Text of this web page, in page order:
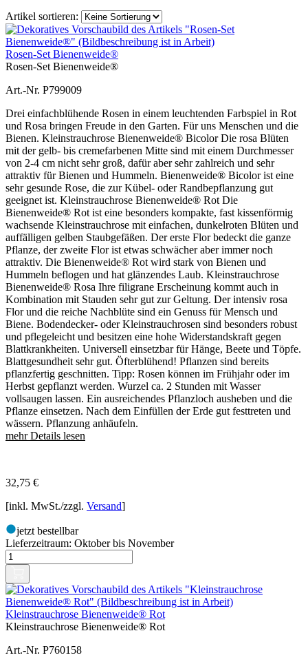
Artikel sortieren:
Rosen-Set Bienenweide®
Rosen-Set Bienenweide®
Art.-Nr. P799009
Drei einfachblühende Rosen in einem leuchtenden Farbspiel in Rot
und Rosa bringen Freude in den Garten. Für uns Menschen und die
Bienen. Kleinstrauchrose Bienenweide® Bicolor Die rosa Blüten
mit der gelb- bis cremefarbenen Mitte sind mit einem Durchmesser
von 2-4 cm nicht sehr groß, dafür aber sehr zahlreich und sehr
attraktiv für Bienen und Hummeln. Bienenweide® Bicolor ist eine
sehr gesunde Rose, die zur Kübel- oder Randbepflanzung gut
geeignet ist. Kleinstrauchrose Bienenweide® Rot Die
Bienenweide® Rot ist eine besonders kompakte, fast kissenförmig
wachsende Kleinstrauchrose mit einfachen, dunkelroten Blüten und
auffälligen gelben Staubgefäßen. Der erste Flor bedeckt die ganze
Pflanze, der zweite Flor ist etwas schwächer aber immer noch
attraktiv. Die Bienenweide® Rot wird stark von Bienen und
Hummeln beflogen und hat glänzendes Laub. Kleinstrauchrose
Bienenweide® Rosa Ihre filigrane Erscheinung kommt auch in
Kombination mit Stauden sehr gut zur Geltung. Der intensiv rosa
Flor und die reiche Nachblüte sind ein Genuss für Mensch und
Biene. Bodendecker- oder Kleinstrauchrosen sind besonders robust
und pflegeleicht und besitzen eine hohe Widerstandskraft gegen
Blattkrankheiten. Universell einsetzbar für Hänge, Beete und Töpfe.
Blattgesundheit sehr gut. Öfterblühend! Pflanzen sind bereits
pflanzfertig geschnitten. Tipp: Rosen können im Frühjahr oder im
Herbst gepflanzt werden. Wurzel ca. 2 Stunden mit Wasser
vollsaugen lassen. Ein ausreichendes Pflanzloch ausheben und die
Pflanze einsetzen. Nach dem Einfüllen der Erde gut festtreten und
wässern. Pflanzung anhäufeln.
mehr Details lesen
32,75 €
[inkl. MwSt./zzgl. Versand]
jetzt bestellbar
Lieferzeitraum: Oktober bis November
Kleinstrauchrose Bienenweide® Rot
Kleinstrauchrose Bienenweide® Rot
Art.-Nr. P760158